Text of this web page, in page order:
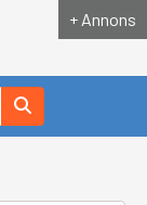
+ Annons